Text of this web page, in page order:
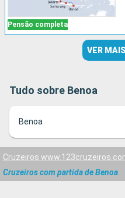
Pensão completa
VER
Tudo sobre Benoa
Benoa
Cruzeiros
Cruzeiros com partida de Benoa